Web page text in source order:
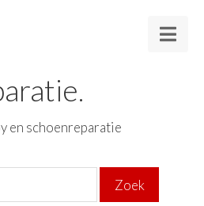
en schoenreparatie